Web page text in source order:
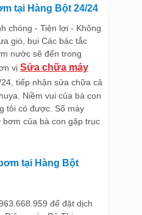
tại Hàng Bột 24/24
chóng - Tiện lợi - Không
gió, bụi Các bác tắc
nước sẽ đến trong
vị Sửa chữa máy
24, tiếp nhận sửa chữa cả
Niềm vui của bà con
tôi có được. Số máy
của bà con gặp trục
tại Hàng Bột
để đặt dịch